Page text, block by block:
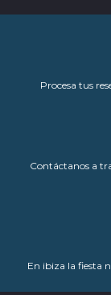
Procesa tus
Contáctanos a
En ibiza la fiesta